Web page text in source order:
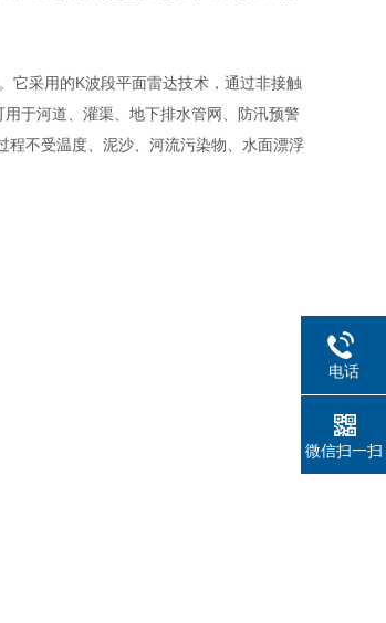
采用的K波段平面雷达技术，通过非接触
于河道、灌渠、地下排水管网、防汛预警
程不受温度、泥沙、河流污染物、水面漂浮
电话
微信扫一扫